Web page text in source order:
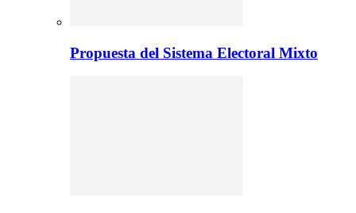
Propuesta del Sistema Electoral Mixto